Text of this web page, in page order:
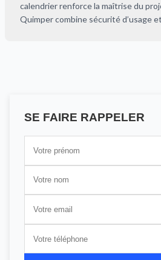
calendrier renforce la maîtrise du
Quimper combine sécurité d’usage
SE FAIRE RAPPELER